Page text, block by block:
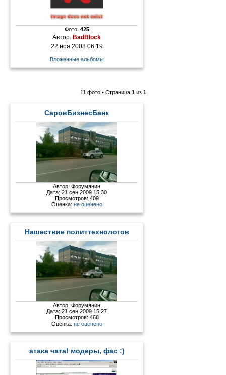
Фото: 425
Автор: BadBlock
22 ноя 2008 06:19
Вложенные альбомы
11 фото • Страница 1из 1
СаровБизнесБанк
Автор:Форумянин
Дата: 21 сен 2009 15:30
Просмотров: 409
Оценка: не оценено
Нашествие политтехнологов
Автор:Форумянин
Дата: 21 сен 2009 15:27
Просмотров: 468
Оценка: не оценено
атака чата! модеры, фас :)